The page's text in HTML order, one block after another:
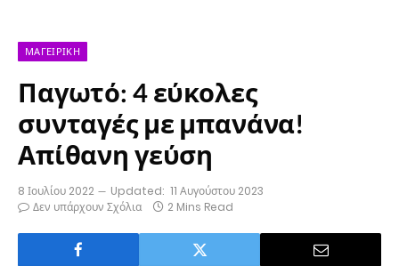
ΜΑΓΕΙΡΙΚΉ
Παγωτό: 4 εύκολες
συνταγές με μπανάνα!
Απίθανη γεύση
8 Ιουλίου 2022 Updated: 11 Αυγούστου 2023
Δεν υπάρχουν Σχόλια
2 Mins Read